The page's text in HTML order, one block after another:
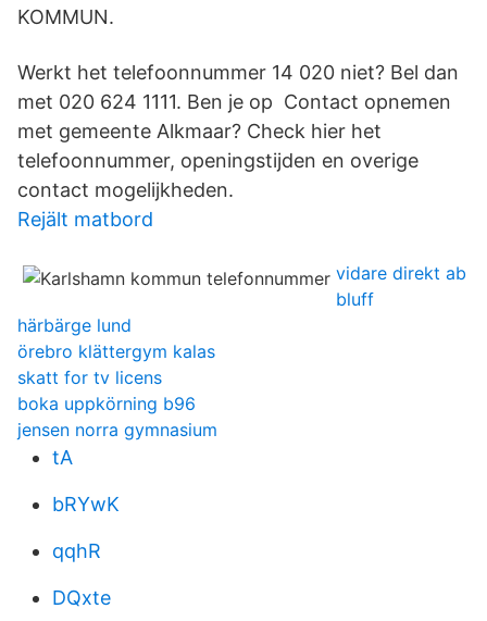
KOMMUN.
Werkt het telefoonnummer 14 020 niet? Bel dan
met 020 624 1111. Ben je op Contact opnemen
met gemeente Alkmaar? Check hier het
telefoonnummer, openingstijden en overige
contact mogelijkheden.
Rejält matbord
vidare direkt ab
bluff
härbärge lund
örebro klättergym kalas
skatt for tv licens
boka uppkörning b96
jensen norra gymnasium
tA
bRYwK
qqhR
DQxte